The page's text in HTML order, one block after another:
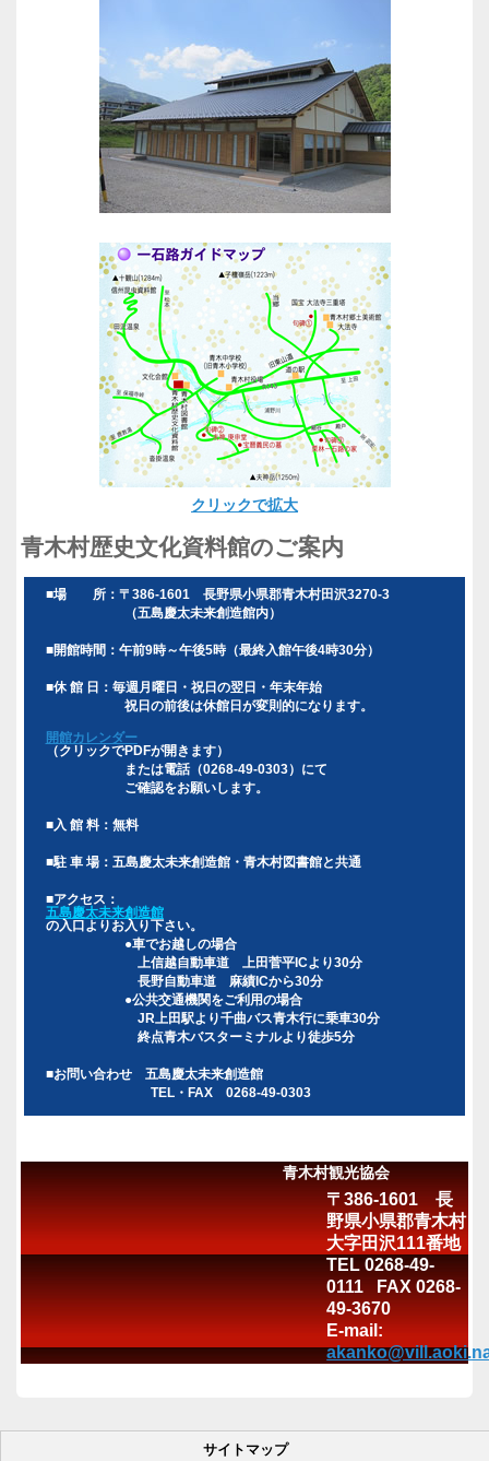
クリックで拡大
青木村歴史文化資料館のご案内
■場 所：〒386-1601 長野県小県郡青木村田沢3270-3
（五島慶太未来創造館内）
■開館時間：午前9時～午後5時（最終入館午後4時30分）
■休 館 日：毎週月曜日・祝日の翌日・年末年始
祝日の前後は休館日が変則的になります。
開館カレンダー
（クリックでPDFが開きます）
または電話（0268-49-0303）にて
ご確認をお願いします。
■入 館 料：無料
■駐 車 場：五島慶太未来創造館・青木村図書館と共通
■アクセス：
五島慶太未来創造館
の入口よりお入り下さい。
●車でお越しの場合
上信越自動車道 上田菅平ICより30分
長野自動車道 麻績ICから30分
●公共交通機関をご利用の場合
JR上田駅より千曲バス青木行に乗車30分
終点青木バスターミナルより徒歩5分
■お問い合わせ 五島慶太未来創造館
TEL・FAX 0268-49-0303
青木村観光協会
〒386-1601 長
野県小県郡青木村
大字田沢111番地
TEL 0268-49-
0111 FAX 0268-
49-3670
E-mail:
サイトマップ